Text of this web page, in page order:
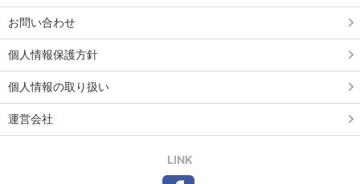
お問い合わせ
個人情報保護方針
個人情報の取り扱い
運営会社
LINK